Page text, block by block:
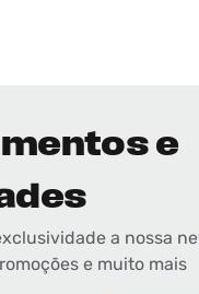
e
a nossa
e muito mais